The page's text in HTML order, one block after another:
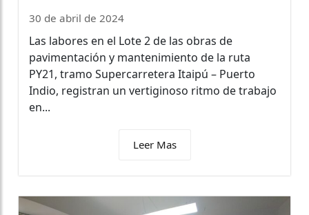
30 de abril de 2024
Las labores en el Lote 2 de las obras de
pavimentación y mantenimiento de la ruta
PY21, tramo Supercarretera Itaipú – Puerto
Indio, registran un vertiginoso ritmo de trabajo
en...
Leer Mas